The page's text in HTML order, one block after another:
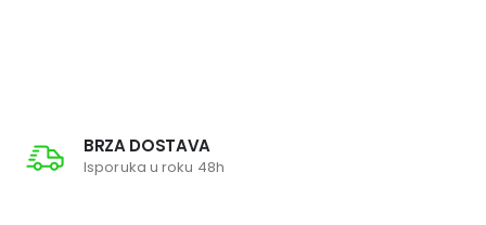
BRZA DOSTAVA
Isporuka u roku 48h